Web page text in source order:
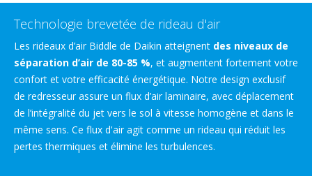
Technologie brevetée de rideau d'air
Les rideaux d’air Biddle de Daikin atteignent des niveaux de
séparation d’air de 80-85 %, et augmentent fortement votre
confort et votre efficacité énergétique. Notre design exclusif
de redresseur assure un flux d’air laminaire, avec déplacement
de l’intégralité du jet vers le sol à vitesse homogène et dans le
même sens. Ce flux d'air agit comme un rideau qui réduit les
pertes thermiques et élimine les turbulences.